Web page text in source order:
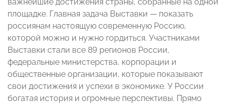
площадке. Главная задача Выставки — показать
россиянам настоящую современную Россию,
которой можно и нужно гордиться. Участниками
Выставки стали все 89 регионов России,
федеральные министерства, корпорации и
общественные организации, которые показывают
свои достижения и успехи в экономике. У России
богатая история и огромные перспективы. Прямо